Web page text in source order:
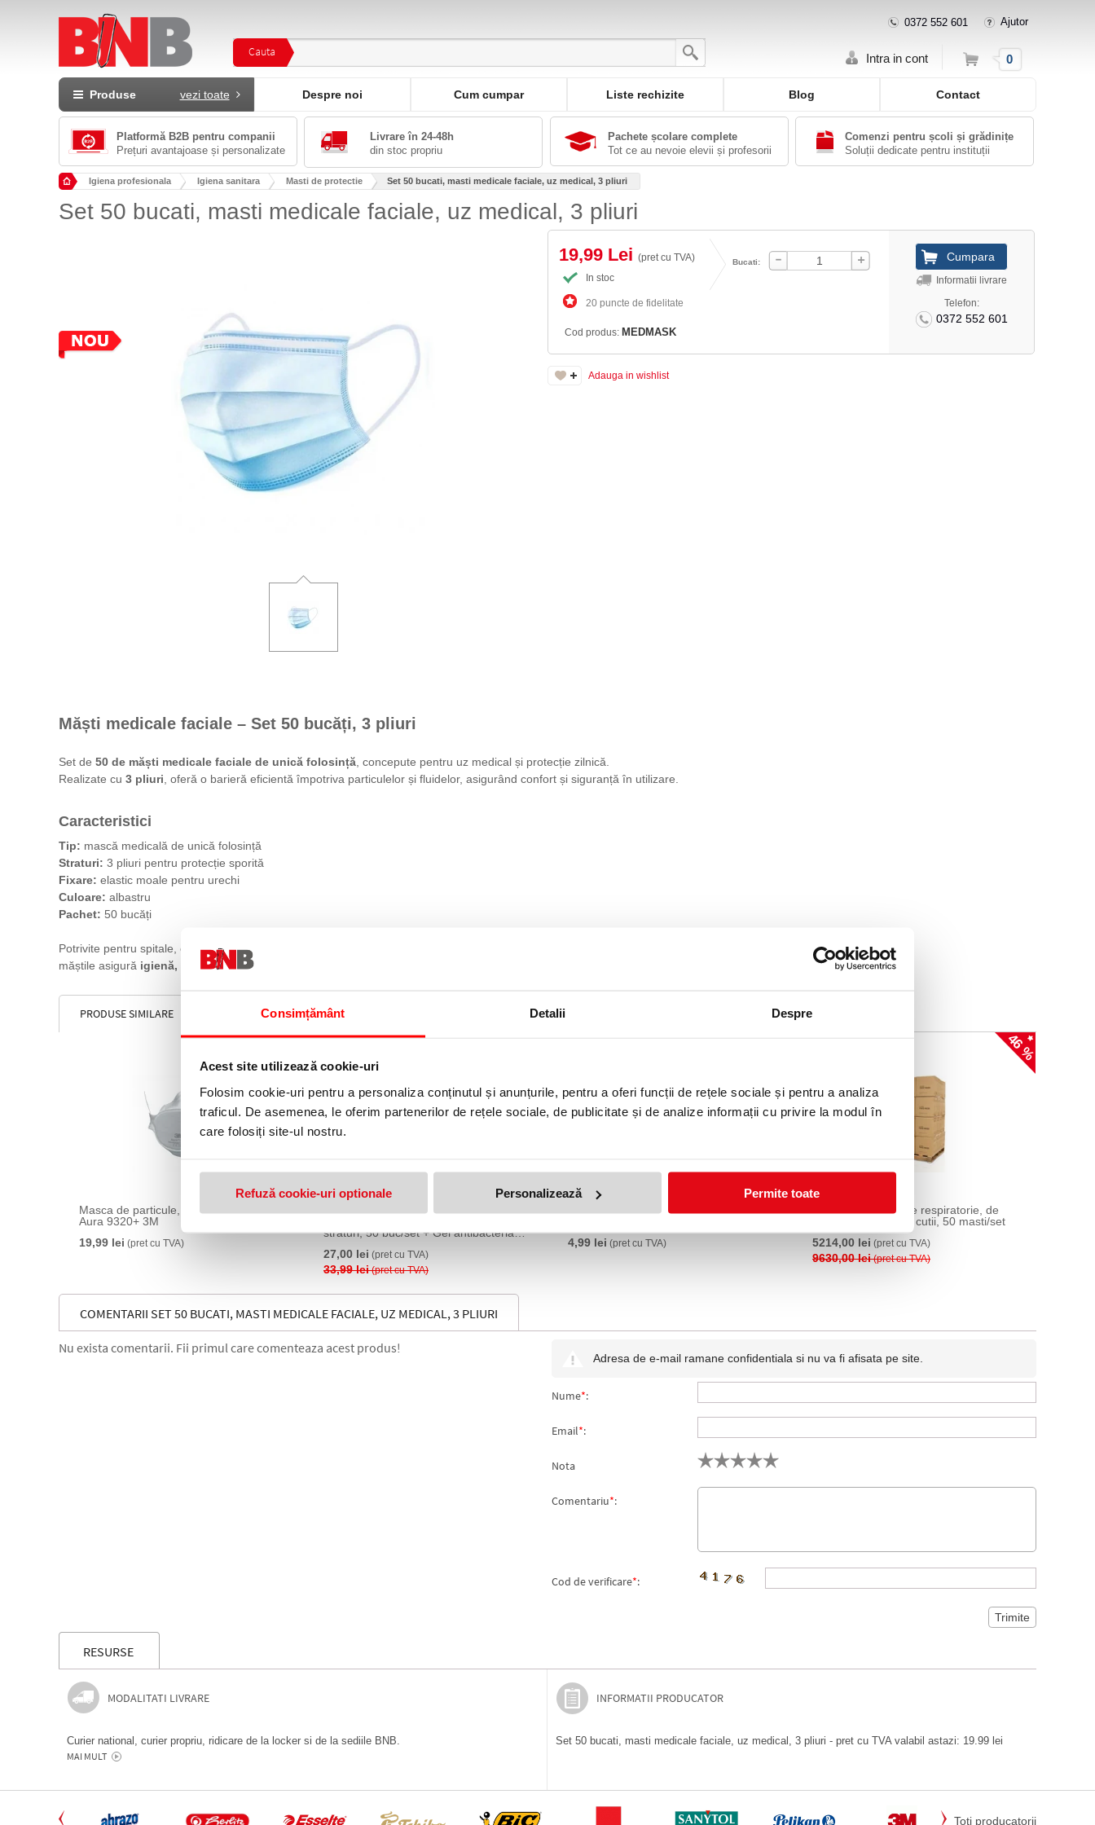
Consimțământ Detalii Despre
Acest site utilizează cookie-uri
Folosim cookie-uri pentru a personaliza conținutul și anunțurile, pentru a oferi funcții de rețele sociale și pentru a analiza
traficul. De asemenea, le oferim partenerilor de rețele sociale, de publicitate și de analize informații cu privire la modul în
care folosiți site-ul nostru.
Refuză cookie-uri optionale Personalizează Permite toate
Cauta
0372 552 601 Ajutor
Intra in cont Cos 0
Produse vezi toate Despre noi Cum cumpar Liste rechizite Blog Contact
Platformă B2B pentru companii
Prețuri avantajoase și personalizate
Livrare în 24-48h
din stoc propriu
Pachete școlare complete
Tot ce au nevoie elevii și profesorii
Comenzi pentru școli și grădinițe
Soluții dedicate pentru instituții
Igiena profesionala Igiena sanitara Masti de protectie Set 50 bucati, masti medicale faciale, uz medical, 3 pliuri
Set 50 bucati, masti medicale faciale, uz medical, 3 pliuri
19,99 Lei (pret cu TVA)
In stoc
20 puncte de fidelitate
Bucati:
Cod produs: MEDMASK
Informatii livrare
Telefon:
0372 552 601
Adauga in wishlist
Măști medicale faciale – Set 50 bucăți, 3 pliuri
Set de 50 de măști medicale faciale de unică folosință , concepute pentru uz medical și protecție zilnică.
Realizate cu 3 pliuri , oferă o barieră eficientă împotriva particulelor și fluidelor, asigurând confort și siguranță în utilizare.
Caracteristici
Tip: mască medicală de unică folosință
Straturi: 3 pliuri pentru protecție sporită
Fixare: elastic moale pentru urechi
Culoare: albastru
Pachet: 50 bucăți
Potrivite pentru spitale, clinici, cabinete, dar și pentru utilizare zilnică,
măștile asigură igienă, siguranță și confort respirator
PRODUSE SIMILARE
Masca de particule, FFP2 fara supapa,
Aura 9320+ 3M
19,99 lei (pret cu TVA)
Pachet Masca protectie respiratorie,
straturi, 50 buc/set + Gel antibacterian
27,00 lei (pret cu TVA)
33,99 lei(pret cu TVA)
Masca protectie respiratorie FFP2, cu
4,99 lei (pret cu TVA)
46 %
Palet masti protectie respiratorie, de
unica folosinta, 964 cutii, 50 masti/set
5214,00 lei (pret cu TVA)
9630,00 lei(pret cu TVA)
COMENTARII SET 50 BUCATI, MASTI MEDICALE FACIALE, UZ MEDICAL, 3 PLIURI
Nu exista comentarii. Fii primul care comenteaza acest produs!
Adresa de e-mail ramane confidentiala si nu va fi afisata pe site.
Nume*:
Email*:
Nota
Comentariu*:
Cod de verificare*:
RESURSE
MODALITATI LIVRARE
Curier national, curier propriu, ridicare de la locker si de la sediile BNB.
MAI MULT
INFORMATII PRODUCATOR
Set 50 bucati, masti medicale faciale, uz medical, 3 pliuri - pret cu TVA valabil astazi: 19.99 lei
Toti producatorii